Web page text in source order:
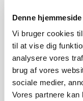
Denne
Vi bruger cookies
til at vise dig
analysere vores
brug af vores
sociale medier,
Vores partnere kan
Lave grisepriser
forsigtighed
KLUMME
Ny
budgettjek